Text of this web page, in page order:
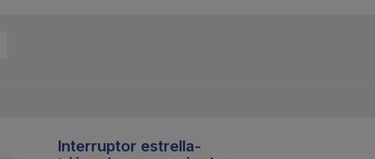
Interruptor estrella-